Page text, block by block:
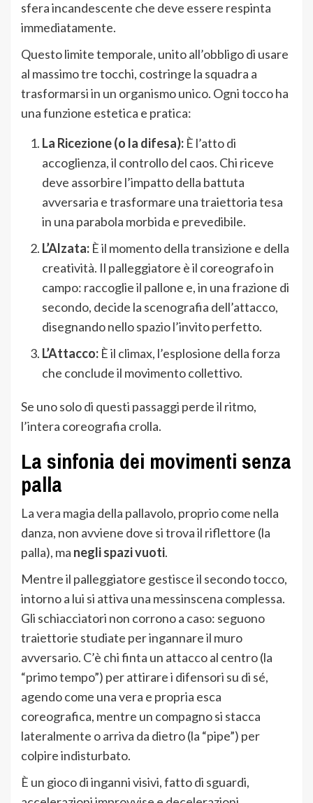
sfera incandescente che deve essere respinta
immediatamente.
Questo limite temporale, unito all’obbligo di usare
al massimo tre tocchi, costringe la squadra a
trasformarsi in un organismo unico. Ogni tocco ha
una funzione estetica e pratica:
La Ricezione (o la difesa): È l’atto di
accoglienza, il controllo del caos. Chi riceve
deve assorbire l’impatto della battuta
avversaria e trasformare una traiettoria tesa
in una parabola morbida e prevedibile.
L’Alzata: È il momento della transizione e della
creatività. Il palleggiatore è il coreografo in
campo: raccoglie il pallone e, in una frazione di
secondo, decide la scenografia dell’attacco,
disegnando nello spazio l’invito perfetto.
L’Attacco: È il climax, l’esplosione della forza
che conclude il movimento collettivo.
Se uno solo di questi passaggi perde il ritmo,
l’intera coreografia crolla.
La sinfonia dei movimenti senza
palla
La vera magia della pallavolo, proprio come nella
danza, non avviene dove si trova il riflettore (la
palla), ma negli spazi vuoti.
Mentre il palleggiatore gestisce il secondo tocco,
intorno a lui si attiva una messinscena complessa.
Gli schiacciatori non corrono a caso: seguono
traiettorie studiate per ingannare il muro
avversario. C’è chi finta un attacco al centro (la
“primo tempo”) per attirare i difensori su di sé,
agendo come una vera e propria esca
coreografica, mentre un compagno si stacca
lateralmente o arriva da dietro (la “pipe”) per
colpire indisturbato.
È un gioco di inganni visivi, fatto di sguardi,